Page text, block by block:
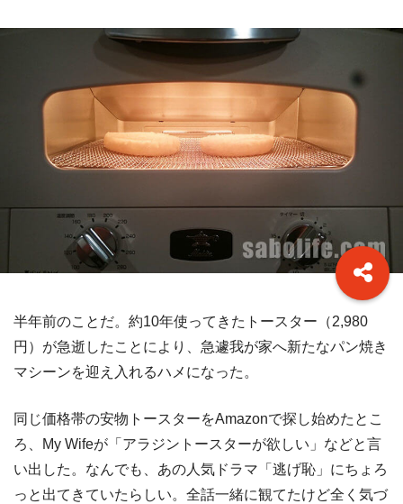
半年前のことだ。約10年使ってきたトースター（2,980
円）が急逝したことにより、急遽我が家へ新たなパン焼き
マシーンを迎え入れるハメになった。
同じ価格帯の安物トースターをAmazonで探し始めたとこ
ろ、My Wifeが「アラジントースターが欲しい」などと言
い出した。なんでも、あの人気ドラマ「逃げ恥」にちょろ
っと出てきていたらしい。全話一緒に観てたけど全く気づ